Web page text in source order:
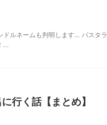
ドルネームも判明します… パスタラ
...
行く話【まとめ】